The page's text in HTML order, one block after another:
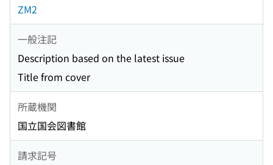
ZM2
一般注記
Description based on the latest issue
Title from cover
所蔵機関
国立国会図書館
請求記号